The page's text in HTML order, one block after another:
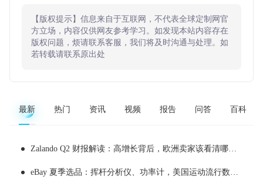
【版权提示】信息来自于互联网，不代表全球定制网官
方立场，内容仅供网友参考学习。如发现本站内容存在
版权问题，烦请联系客服，我们将及时沟通与处理。如
若转载请联系原出处
最新 热门 资讯 视频 报告 问答 百科
Zalando Q2 财报解读：高增长背后，欧洲卖家该看清哪些现实
eBay 夏季选品：挥杆分析仪、功率计，美国运动流行数据化消费